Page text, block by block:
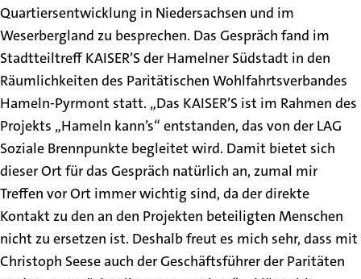
Quartiersentwicklung in Niedersachsen und im
Weserbergland zu besprechen. Das Gespräch fand im
Stadtteiltreff KAISER’S der Hamelner Südstadt in den
Räumlichkeiten des Paritätischen Wohlfahrtsverbandes
Hameln-Pyrmont statt. „Das KAISER’S ist im Rahmen des
Projekts „Hameln kann’s“ entstanden, das von der LAG
Soziale Brennpunkte begleitet wird. Damit bietet sich
dieser Ort für das Gespräch natürlich an, zumal mir
Treffen vor Ort immer wichtig sind, da der direkte
Kontakt zu den an den Projekten beteiligten Menschen
nicht zu ersetzen ist. Deshalb freut es mich sehr, dass mit
Christoph Seese auch der Geschäftsführer der Paritäten